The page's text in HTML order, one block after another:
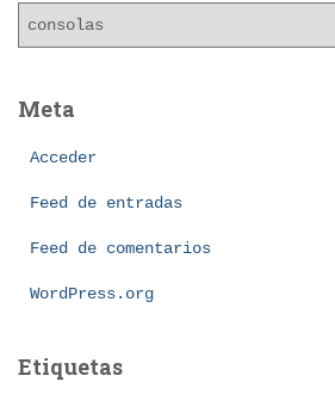
o
g
Meta
Acceder
Feed de entradas
Feed de comentarios
WordPress.org
Etiquetas